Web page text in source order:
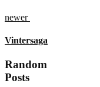
newer
Vintersaga
Random
Posts